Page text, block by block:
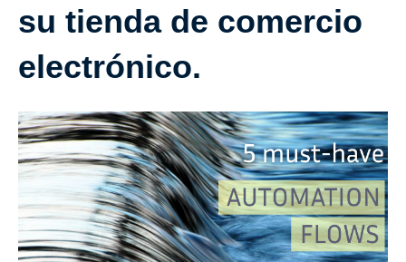
su tienda de comercio
electrónico.